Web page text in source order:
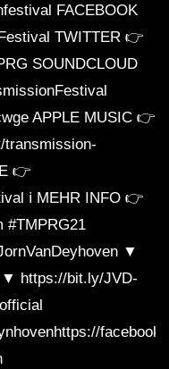
FACEBOOK
TWITTER 👉
SOUNDCLOUD
APPLE MUSIC 👉
transmission-
👉
ℹ️ MEHR INFO 👉
#TMPRG21
▼
▼ https://bit.ly/JVD-